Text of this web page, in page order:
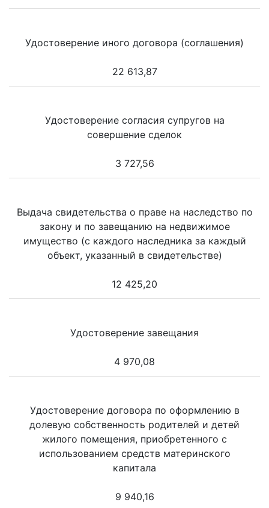
Удостоверение иного договора (соглашения)
22 613,87
Удостоверение согласия супругов на
совершение сделок
3 727,56
Выдача свидетельства о праве на наследство по
закону и по завещанию на недвижимое
имущество (с каждого наследника за каждый
объект, указанный в свидетельстве)
12 425,20
Удостоверение завещания
4 970,08
Удостоверение договора по оформлению в
долевую собственность родителей и детей
жилого помещения, приобретенного с
использованием средств материнского
капитала
9 940,16